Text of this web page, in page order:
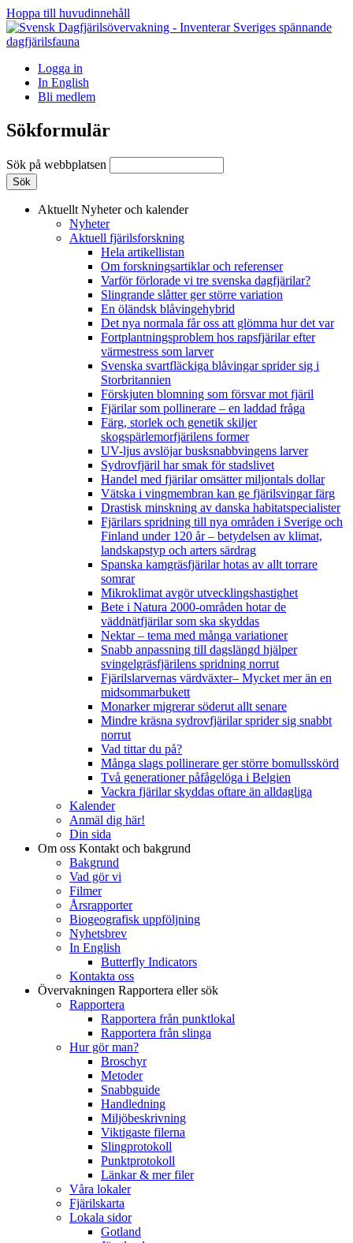
Hoppa till huvudinnehåll
Logga in
In English
Bli medlem
Sökformulär
Sök på webbplatsen
Aktuellt Nyheter och kalender
Nyheter
Aktuell fjärilsforskning
Hela artikellistan
Om forskningsartiklar och referenser
Varför förlorade vi tre svenska dagfjärilar?
Slingrande slåtter ger större variation
En öländsk blåvingehybrid
Det nya normala får oss att glömma hur det var
Fortplantningsproblem hos rapsfjärilar efter
värmestress som larver
Svenska svartfläckiga blåvingar sprider sig i
Storbritannien
Förskjuten blomning som försvar mot fjäril
Fjärilar som pollinerare – en laddad fråga
Färg, storlek och genetik skiljer
skogspärlemorfjärilens former
UV-ljus avslöjar busksnabbvingens larver
Sydrovfjäril har smak för stadslivet
Handel med fjärilar omsätter miljontals dollar
Vätska i vingmembran kan ge fjärilsvingar färg
Drastisk minskning av danska habitatspecialister
Fjärilars spridning till nya områden i Sverige och
Finland under 120 år– betydelsen av klimat,
landskapstyp och arters särdrag
Spanska kamgräsfjärilar hotas av allt torrare
somrar
Mikroklimat avgör utvecklingshastighet
Bete i Natura 2000-områden hotar de
väddnätfjärilar som ska skyddas
Nektar – tema med många variationer
Snabb anpassning till dagslängd hjälper
svingelgräsfjärilens spridning norrut
Fjärilslarvernas värdväxter– Mycket mer än en
midsommarbukett
Monarker migrerar söderut allt senare
Mindre kräsna sydrovfjärilar sprider sig snabbt
norrut
Vad tittar du på?
Många slags pollinerare ger större bomullsskörd
Två generationer påfågelöga i Belgien
Vackra fjärilar skyddas oftare än alldagliga
Kalender
Anmäl dig här!
Din sida
Om oss Kontakt och bakgrund
Bakgrund
Vad gör vi
Filmer
Årsrapporter
Biogeografisk uppföljning
Nyhetsbrev
In English
Butterfly Indicators
Kontakta oss
Övervakningen Rapportera eller sök
Rapportera
Rapportera från punktlokal
Rapportera från slinga
Hur gör man?
Broschyr
Metoder
Snabbguide
Handledning
Miljöbeskrivning
Viktigaste filerna
Slingprotokoll
Punktprotokoll
Länkar & mer filer
Våra lokaler
Fjärilskarta
Lokala sidor
Gotland